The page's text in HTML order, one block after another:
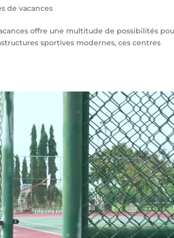
de vacances
offre une multitude de possibilités
sportives modernes, ces centres